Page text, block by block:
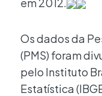
em 2012.
Os dados da
(PMS) foram
pelo Instituto
Estatística